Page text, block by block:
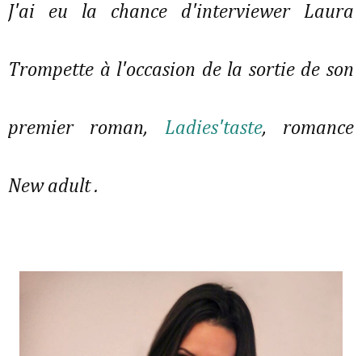
J'ai eu la chance d'interviewer Laura
Trompette à l'occasion de la sortie de son
premier roman, Ladies'taste, romance
New adult .